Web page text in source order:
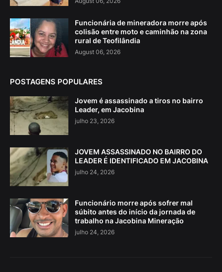
Funcionária de mineradora morre após
colisão entre moto e caminhão na zona
rural de Teofilândia
August 06, 2026
POSTAGENS POPULARES
Jovem é assassinado a tiros no bairro
Leader, em Jacobina
julho 23, 2026
JOVEM ASSASSINADO NO BAIRRO DO
LEADER É IDENTIFICADO EM JACOBINA
julho 24, 2026
Funcionário morre após sofrer mal
súbito antes do início da jornada de
trabalho na Jacobina Mineração
julho 24, 2026